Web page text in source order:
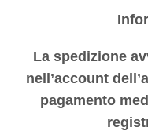
La spedizione
nell’account
pagamento